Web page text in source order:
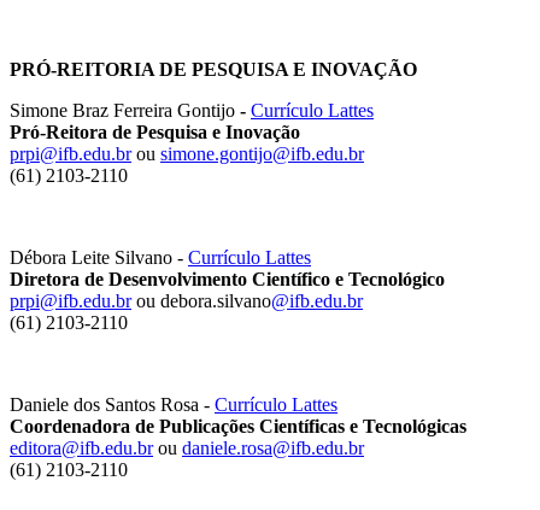
PRÓ-REITORIA DE PESQUISA E INOVAÇÃO
Simone Braz Ferreira Gontijo - Currículo Lattes
Pró-Reitora de Pesquisa e Inovação
prpi@ifb.edu.brou simone.gontijo@ifb.edu.br
(61) 2103-2110
Débora Leite Silvano - Currículo Lattes
Diretora de Desenvolvimento Científico e Tecnológico
prpi@ifb.edu.brou debora.silvano@ifb.edu.br
(61) 2103-2110
Daniele dos Santos Rosa - Currículo Lattes
Coordenadora de Publicações Científicas e Tecnológicas
editora@ifb.edu.brou daniele.rosa@ifb.edu.br
(61) 2103-2110